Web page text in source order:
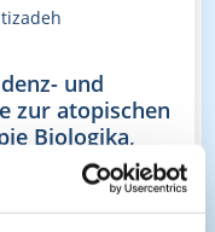
und
zur atopischen
Biologika,